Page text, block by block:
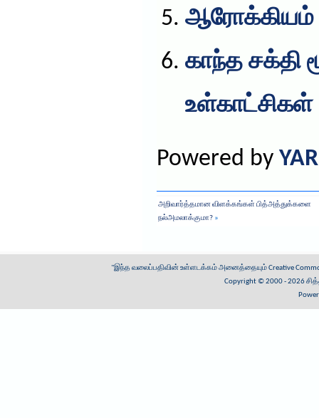
காந்த சக்தி
உள்காட்சிகள்
Powered by
அறிவார்த்தமான விளக்கங்கள் பித்அத்துக்களை
நல்அமலாக்குமா? »
"இந்த வலைப்பதிவின் உள்ளடக்கம் அனைத்தையும்Creative
Copyright © 2000 - 2026